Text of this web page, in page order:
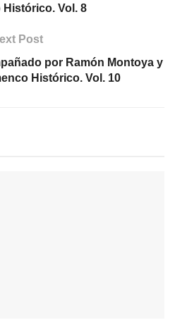
Histórico. Vol. 8
Post
por Ramón Montoya y
Histórico. Vol. 10